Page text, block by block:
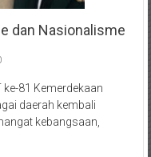
dan Nasionalisme
81 Kemerdekaan
daerah kembali
kebangsaan,